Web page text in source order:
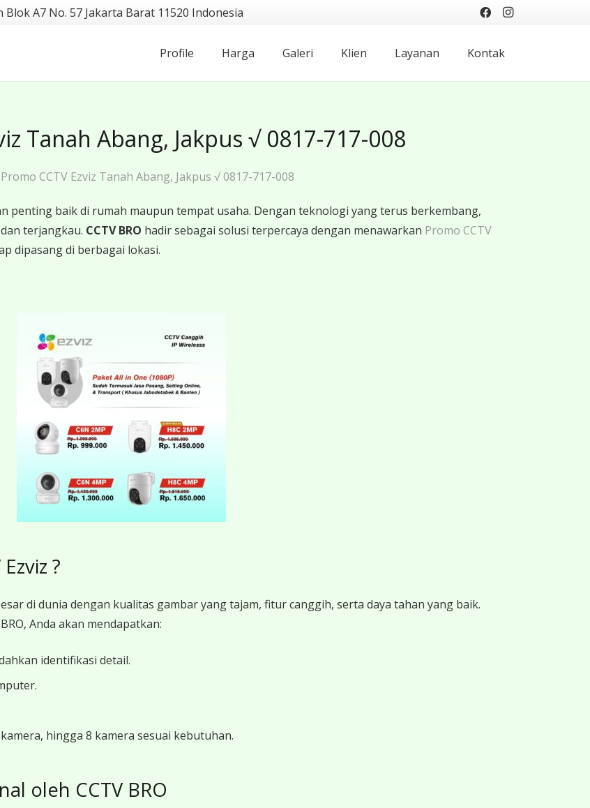
Blok A7 No. 57 Jakarta Barat 11520 Indonesia
Profile Harga Galeri Klien Layanan Kontak
Tanah Abang, Jakpus √ 0817-717-008
Promo CCTV Ezviz Tanah Abang, Jakpus √ 0817-717-008
penting baik di rumah maupun tempat usaha. Dengan teknologi yang terus berkembang,
terjangkau. CCTV BRO hadir sebagai solusi terpercaya dengan menawarkan Promo CCTV
dipasang di berbagai lokasi.
?
di dunia dengan kualitas gambar yang tajam, fitur canggih, serta daya tahan yang baik.
Anda akan mendapatkan:
identifikasi detail.
hingga 8 kamera sesuai kebutuhan.
oleh CCTV BRO